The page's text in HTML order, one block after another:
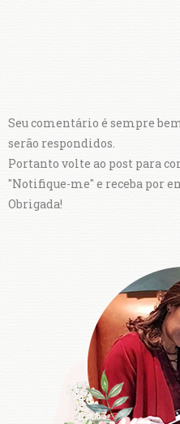
Seu comentário é sempre
serão respondidos.
Portanto volte ao post para
"Notifique-me" e receba por
Obrigada!